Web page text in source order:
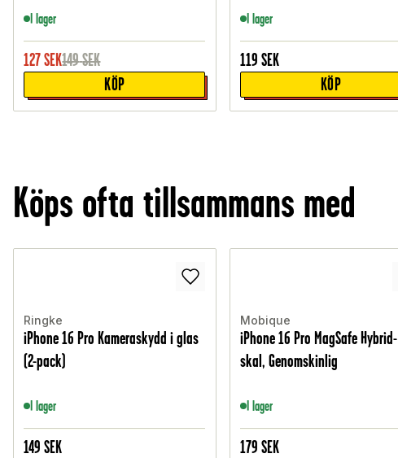
I lager
127SEK149SEK
KÖP
I lager
119 SEK
KÖP
Köps ofta tillsammans med
Ringke
iPhone 16 Pro Kameraskydd i glas
(2-pack)
I lager
149 SEK
Mobique
iPhone 16 Pro MagSafe Hybrid-
skal, Genomskinlig
I lager
179 SEK